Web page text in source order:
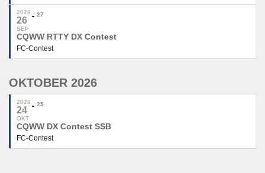
2026
26
SEP
27
CQWW RTTY DX Contest
FC-Contest
OKTOBER 2026
2026
24
OKT
25
CQWW DX Contest SSB
FC-Contest